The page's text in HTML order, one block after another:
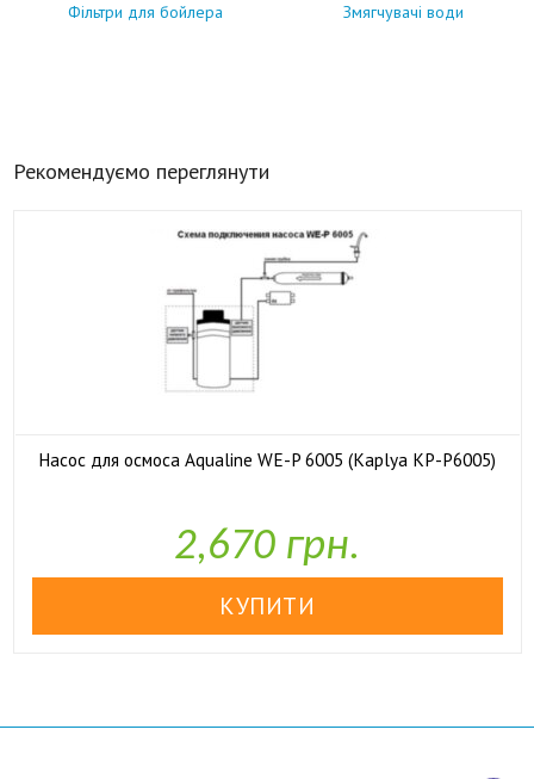
Фільтри для бойлера
Змягчувачі води
Рекомендуємо переглянути
Насос для осмоса Aqualine WE-P 6005 (Kaplya KP-P6005)
2,670 грн.